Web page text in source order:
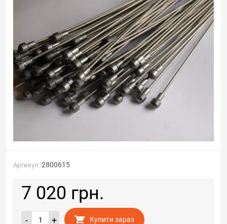
Артикул: 2800615
7 020 грн.
- + Купити зараз